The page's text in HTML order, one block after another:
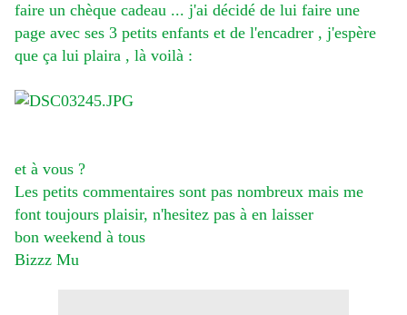
faire un chèque cadeau ... j'ai décidé de lui faire une
page avec ses 3 petits enfants et de l'encadrer , j'espère
que ça lui plaira , là voilà :
et à vous ?
Les petits commentaires sont pas nombreux mais me
font toujours plaisir, n'hesitez pas à en laisser
bon weekend à tous
Bizzz Mu